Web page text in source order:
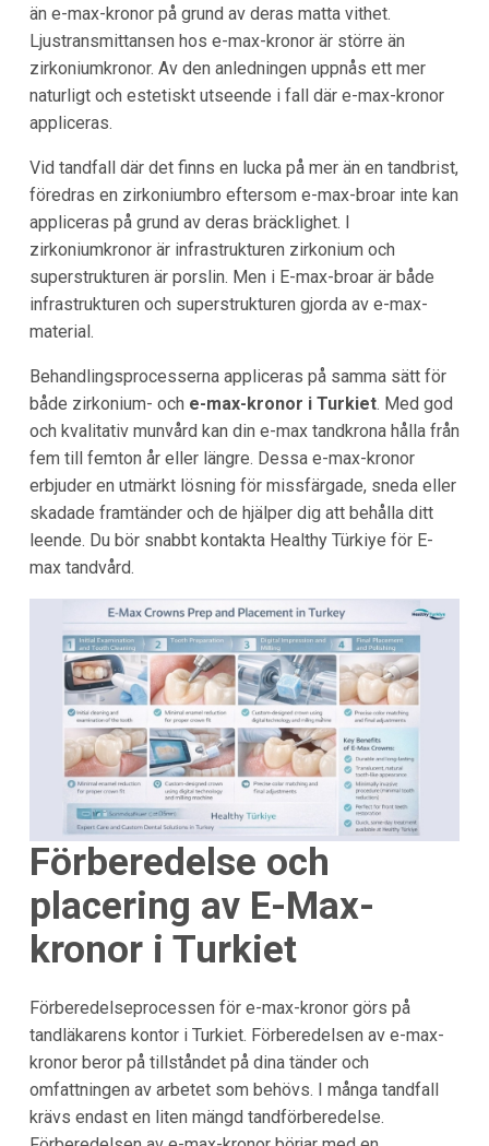
än e-max-kronor på grund av deras matta vithet.
Ljustransmittansen hos e-max-kronor är större än
zirkoniumkronor. Av den anledningen uppnås ett mer
naturligt och estetiskt utseende i fall där e-max-kronor
appliceras.
Vid tandfall där det finns en lucka på mer än en tandbrist,
föredras en zirkoniumbro eftersom e-max-broar inte kan
appliceras på grund av deras bräcklighet. I
zirkoniumkronor är infrastrukturen zirkonium och
superstrukturen är porslin. Men i E-max-broar är både
infrastrukturen och superstrukturen gjorda av e-max-
material.
Behandlingsprocesserna appliceras på samma sätt för
både zirkonium- och e-max-kronor i Turkiet. Med god
och kvalitativ munvård kan din e-max tandkrona hålla från
fem till femton år eller längre. Dessa e-max-kronor
erbjuder en utmärkt lösning för missfärgade, sneda eller
skadade framtänder och de hjälper dig att behålla ditt
leende. Du bör snabbt kontakta Healthy Türkiye för E-
max tandvård.
Förberedelse och
placering av E-Max-
kronor i Turkiet
Förberedelseprocessen för e-max-kronor görs på
tandläkarens kontor i Turkiet. Förberedelsen av e-max-
kronor beror på tillståndet på dina tänder och
omfattningen av arbetet som behövs. I många tandfall
krävs endast en liten mängd tandförberedelse.